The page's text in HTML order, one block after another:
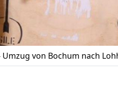
Umzug von Bochum nach